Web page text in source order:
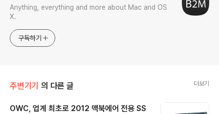
Anything, everything and more about Mac and OS
X.
구독하기
주변기기 의 다른 글 더보기
OWC, 업계 최초로 2012 맥북에어 전용 SS